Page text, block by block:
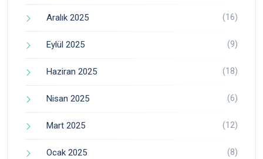
Aralık 2025 (16)
Eylül 2025 (9)
Haziran 2025 (18)
Nisan 2025 (6)
Mart 2025 (12)
Ocak 2025 (8)